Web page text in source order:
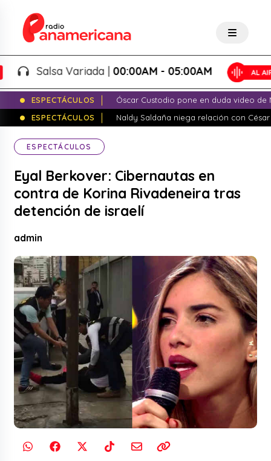
Salsa Variada |00:00AM - 05:00AM
ESPECTÁCULOS
Óscar Custodio pone en duda video de
ESPECTÁCULOS
Naldy Saldaña niega relación con
ESPECTÁCULOS
Eyal Berkover: Cibernautas en
contra de Korina Rivadeneira tras
detención de israelí
admin